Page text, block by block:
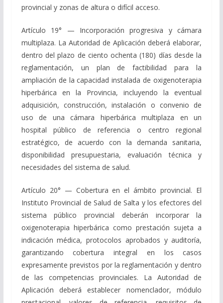
provincial y zonas de altura o difícil acceso.
Artículo 19° — Incorporación progresiva y cámara
multiplaza. La Autoridad de Aplicación deberá elaborar,
dentro del plazo de ciento ochenta (180) días desde la
reglamentación, un plan de factibilidad para la
ampliación de la capacidad instalada de oxigenoterapia
hiperbárica en la Provincia, incluyendo la eventual
adquisición, construcción, instalación o convenio de
uso de una cámara hiperbárica multiplaza en un
hospital público de referencia o centro regional
estratégico, de acuerdo con la demanda sanitaria,
disponibilidad presupuestaria, evaluación técnica y
necesidades del sistema de salud.
Artículo 20° — Cobertura en el ámbito provincial. El
Instituto Provincial de Salud de Salta y los efectores del
sistema público provincial deberán incorporar la
oxigenoterapia hiperbárica como prestación sujeta a
indicación médica, protocolos aprobados y auditoría,
garantizando cobertura integral en los casos
expresamente previstos por la reglamentación y dentro
de las competencias provinciales. La Autoridad de
Aplicación deberá establecer nomenclador, módulo